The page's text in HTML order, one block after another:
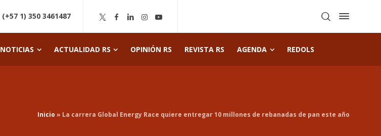
(+57 1) 350 3461487
NOTICIAS ACTUALIDAD RS OPINIÓN RS REVISTA RS AGENDA REDOLS
Inicio » La carrera Global Energy Race quiere entregar 10 millones de rebanadas de pan este año